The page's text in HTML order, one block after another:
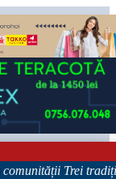
Trei